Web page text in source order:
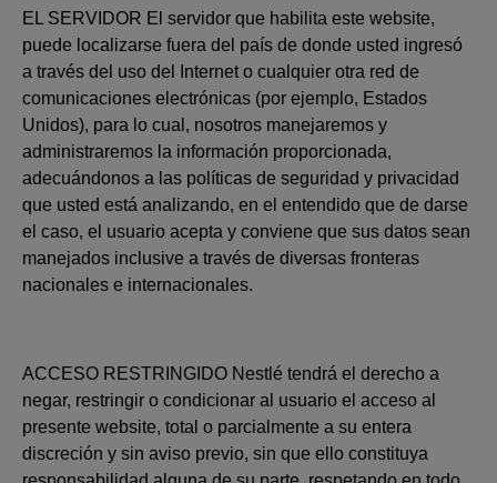
EL SERVIDOR El servidor que habilita este website,
puede localizarse fuera del país de donde usted ingresó
a través del uso del Internet o cualquier otra red de
comunicaciones electrónicas (por ejemplo, Estados
Unidos), para lo cual, nosotros manejaremos y
administraremos la información proporcionada,
adecuándonos a las políticas de seguridad y privacidad
que usted está analizando, en el entendido que de darse
el caso, el usuario acepta y conviene que sus datos sean
manejados inclusive a través de diversas fronteras
nacionales e internacionales.
ACCESO RESTRINGIDO Nestlé tendrá el derecho a
negar, restringir o condicionar al usuario el acceso al
presente website, total o parcialmente a su entera
discreción y sin aviso previo, sin que ello constituya